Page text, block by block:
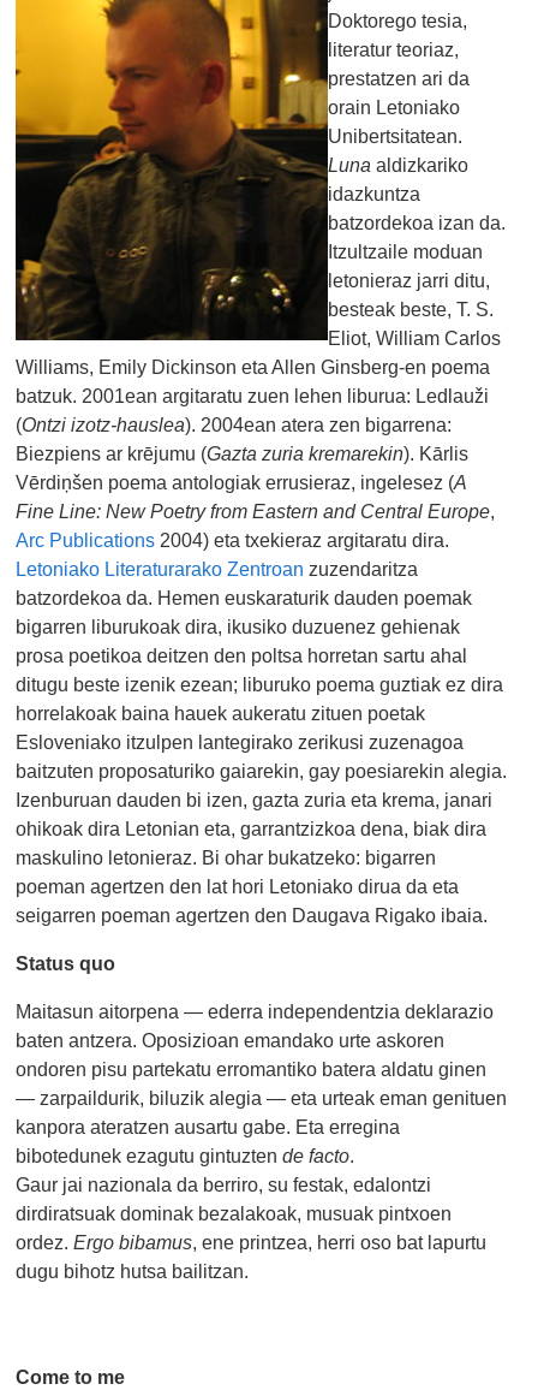
Doktorego tesia,
literatur teoriaz,
prestatzen ari da
orain Letoniako
Unibertsitatean.
Luna aldizkariko
idazkuntza
batzordekoa izan da.
Itzultzaile moduan
letonieraz jarri ditu,
besteak beste, T. S.
Eliot, William Carlos
Williams, Emily Dickinson eta Allen Ginsberg-en poema
batzuk. 2001ean argitaratu zuen lehen liburua: Ledlauži
(Ontzi izotz-hauslea). 2004ean atera zen bigarrena:
Biezpiens ar krējumu (Gazta zuria kremarekin). Kārlis
Vērdiņšen poema antologiak errusieraz, ingelesez (A
Fine Line: New Poetry from Eastern and Central Europe,
Arc Publications 2004) eta txekieraz argitaratu dira.
Letoniako Literaturarako Zentroan zuzendaritza
batzordekoa da. Hemen euskaraturik dauden poemak
bigarren liburukoak dira, ikusiko duzuenez gehienak
prosa poetikoa deitzen den poltsa horretan sartu ahal
ditugu beste izenik ezean; liburuko poema guztiak ez dira
horrelakoak baina hauek aukeratu zituen poetak
Esloveniako itzulpen lantegirako zerikusi zuzenagoa
baitzuten proposaturiko gaiarekin, gay poesiarekin alegia.
Izenburuan dauden bi izen, gazta zuria eta krema, janari
ohikoak dira Letonian eta, garrantzizkoa dena, biak dira
maskulino letonieraz. Bi ohar bukatzeko: bigarren
poeman agertzen den lat hori Letoniako dirua da eta
seigarren poeman agertzen den Daugava Rigako ibaia.
Status quo
Maitasun aitorpena — ederra independentzia deklarazio
baten antzera. Oposizioan emandako urte askoren
ondoren pisu partekatu erromantiko batera aldatu ginen
— zarpaildurik, biluzik alegia — eta urteak eman genituen
kanpora ateratzen ausartu gabe. Eta erregina
bibotedunek ezagutu gintuztende facto.
Gaur jai nazionala da berriro, su festak, edalontzi
dirdiratsuak dominak bezalakoak, musuak pintxoen
ordez.Ergo bibamus, ene printzea, herri oso bat lapurtu
dugu bihotz hutsa bailitzan.
Come to me